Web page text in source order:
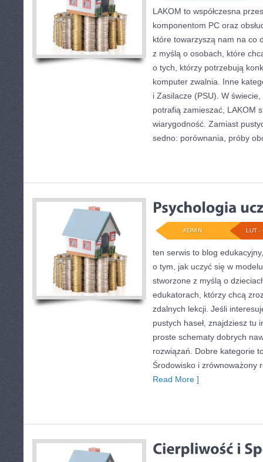
LAKOM to współczesna
komponentom PC oraz
które towarzyszą nam na co
z myślą o osobach, które
o tych, którzy potrzebują
komputer zwalnia. Inne
i Zasilacze (PSU). W
potrafią zamieszać, LAKOM
wiarygodność. Zamiast
sedno: porównania, próby
LUT -
ADMIN
ten serwis to blog
o tym, jak uczyć się w
stworzone z myślą o
edukatorach, którzy chcą
zdalnych lekcji. Jeśli
pustych haseł, znajdziesz tu
proste schematy dobrych
rozwiązań. Dobre kategorie
Środowisko i zrównoważony
Read More ]